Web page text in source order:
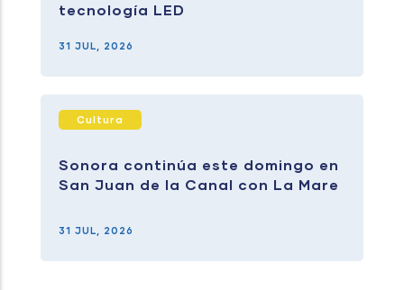
tecnología LED
31 JUL, 2026
Sonora continúa este domingo en
San Juan de la Canal con La Mare
Cultura
31 JUL, 2026